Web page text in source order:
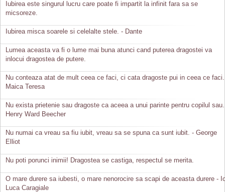
Iubirea este singurul lucru care poate fi impartit la infinit fara sa se
micsoreze.
Iubirea misca soarele si celelalte stele. - Dante
Lumea aceasta va fi o lume mai buna atunci cand puterea dragostei va
inlocui dragostea de putere.
Nu conteaza atat de mult ceea ce faci, ci cata dragoste pui in ceea ce
Maica Teresa
Nu exista prietenie sau dragoste ca aceea a unui parinte pentru copilul
Henry Ward Beecher
Nu numai ca vreau sa fiu iubit, vreau sa se spuna ca sunt iubit. - George
Elliot
Nu poti porunci inimii! Dragostea se castiga, respectul se merita.
O mare durere sa iubesti, o mare nenorocire sa scapi de aceasta durere -
Luca Caragiale